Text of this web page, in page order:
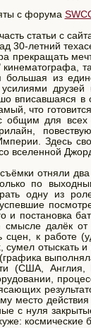
с форума
статьи с
30-летний
прекращать
кинематографа,
из
друзей
вписавшаяся
что
общим для
Здесь
вселенной
отняли два
по
одну из
успевшие
и постановка
смысле далёк
сцен, к работе
сумел отыскать и
(США,
место
с нуля
космические